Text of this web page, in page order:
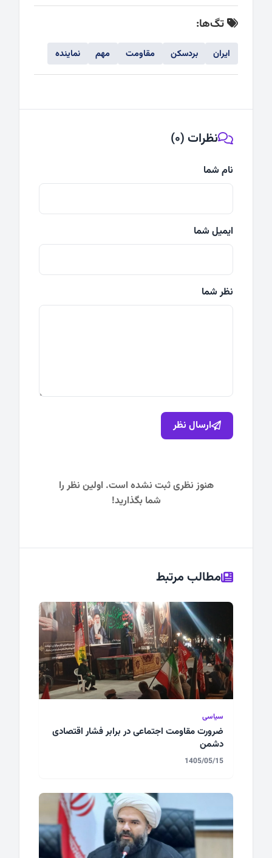
تگ‌ها:
ایران بردسکن مقاومت مهم نماینده
نظرات (0)
نام شما
ایمیل شما
نظر شما
ارسال نظر
هنوز نظری ثبت نشده است. اولین نظر را
شما بگذارید!
مطالب مرتبط
سیاسی
ضرورت مقاومت اجتماعی در برابر فشار اقتصادی
دشمن
1405/05/15